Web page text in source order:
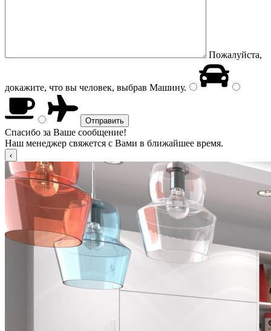
Пожалуйста,
докажите, что вы человек, выбрав Машину.
Спасибо за Ваше сообщение!
Наш менеджер свяжется с Вами в ближайшее время.